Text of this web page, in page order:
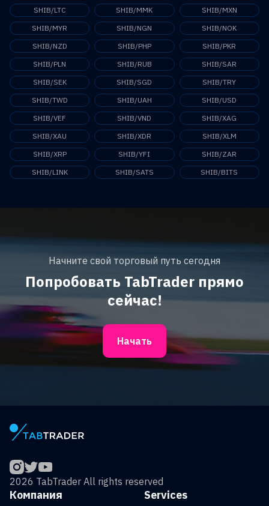
SHIB/LTC
SHIB/MMK
SHIB/MXN
SHIB/MYR
SHIB/NGN
SHIB/NOK
SHIB/NZD
SHIB/PHP
SHIB/PKR
SHIB/PLN
SHIB/RUB
SHIB/SAR
SHIB/SEK
SHIB/SGD
SHIB/TRY
SHIB/TWD
SHIB/UAH
SHIB/USD
SHIB/VEF
SHIB/VND
SHIB/XAG
SHIB/XAU
SHIB/XDR
SHIB/XLM
SHIB/XRP
SHIB/YFI
SHIB/ZAR
SHIB/LINK
SHIB/SATS SHIB/BITS
Начните свой торговый путь сегодня
Попробовать TabTrader прямо
сейчас!
Начать
2026 TabTrader All rights reserved
Services
Компания